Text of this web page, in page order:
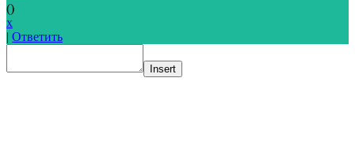
()
x
| Ответить
Insert